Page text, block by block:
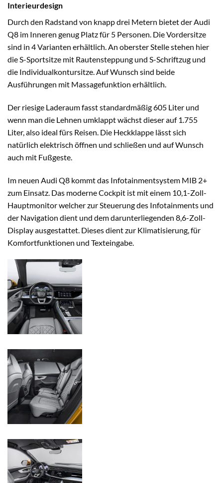
Interieurdesign
Durch den Radstand von knapp drei Metern bietet der Audi
Q8 im Inneren genug Platz für 5 Personen. Die Vordersitze
sind in 4 Varianten erhältlich. An oberster Stelle stehen hier
die S-Sportsitze mit Rautensteppung und S-Schriftzug und
die Individualkontursitze. Auf Wunsch sind beide
Ausführungen mit Massagefunktion erhältlich.
Der riesige Laderaum fasst standardmäßig 605 Liter und
wenn man die Lehnen umklappt wächst dieser auf 1.755
Liter, also ideal fürs Reisen. Die Heckklappe lässt sich
natürlich elektrisch öffnen und schließen und auf Wunsch
auch mit Fußgeste.
Im neuen Audi Q8 kommt das Infotainmentsystem MIB 2+
zum Einsatz. Das moderne Cockpit ist mit einem 10,1-Zoll-
Hauptmonitor welcher zur Steuerung des Infotainments und
der Navigation dient und dem darunterliegenden 8,6-Zoll-
Display ausgestattet. Dieses dient zur Klimatisierung, für
Komfortfunktionen und Texteingabe.